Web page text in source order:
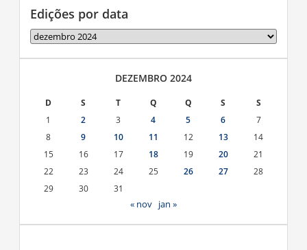
Edições por data
Edições
por
data
DEZEMBRO 2024
D S T Q Q S
S
1
2 3 4 5 6
7
8
9 10 11 12 13
14
15
16 17 18 19 20
21
22
23 24 25 26 27
28
29
30 31
« nov jan »